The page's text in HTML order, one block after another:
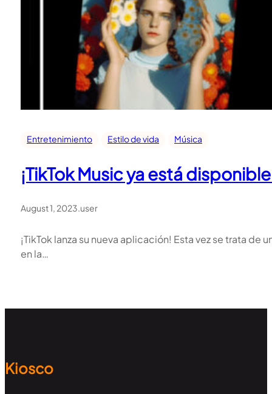
Entretenimiento Estilo de vida Música
¡TikTok Music ya está
August 1, 2023.user
¡TikTok lanza su nueva aplicación! Esta vez se trata
en la…
Kiosco